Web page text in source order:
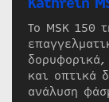
Το MSK 150
και οπτικά
ανάλυση